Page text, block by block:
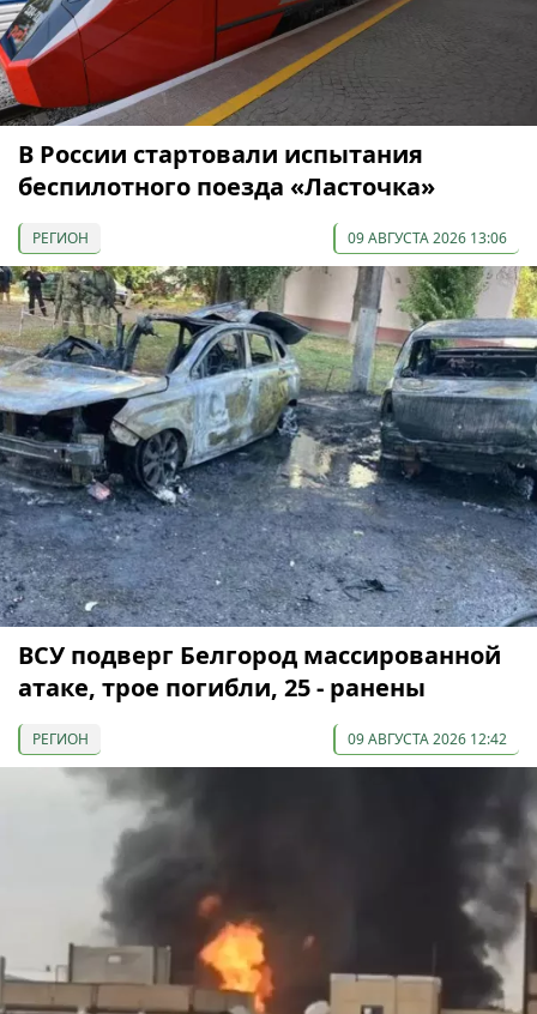
В России стартовали испытания
беспилотного поезда «Ласточка»
РЕГИОН 09 АВГУСТА 2026 13:06
ВСУ подверг Белгород массированной
атаке, трое погибли, 25 - ранены
РЕГИОН 09 АВГУСТА 2026 12:42